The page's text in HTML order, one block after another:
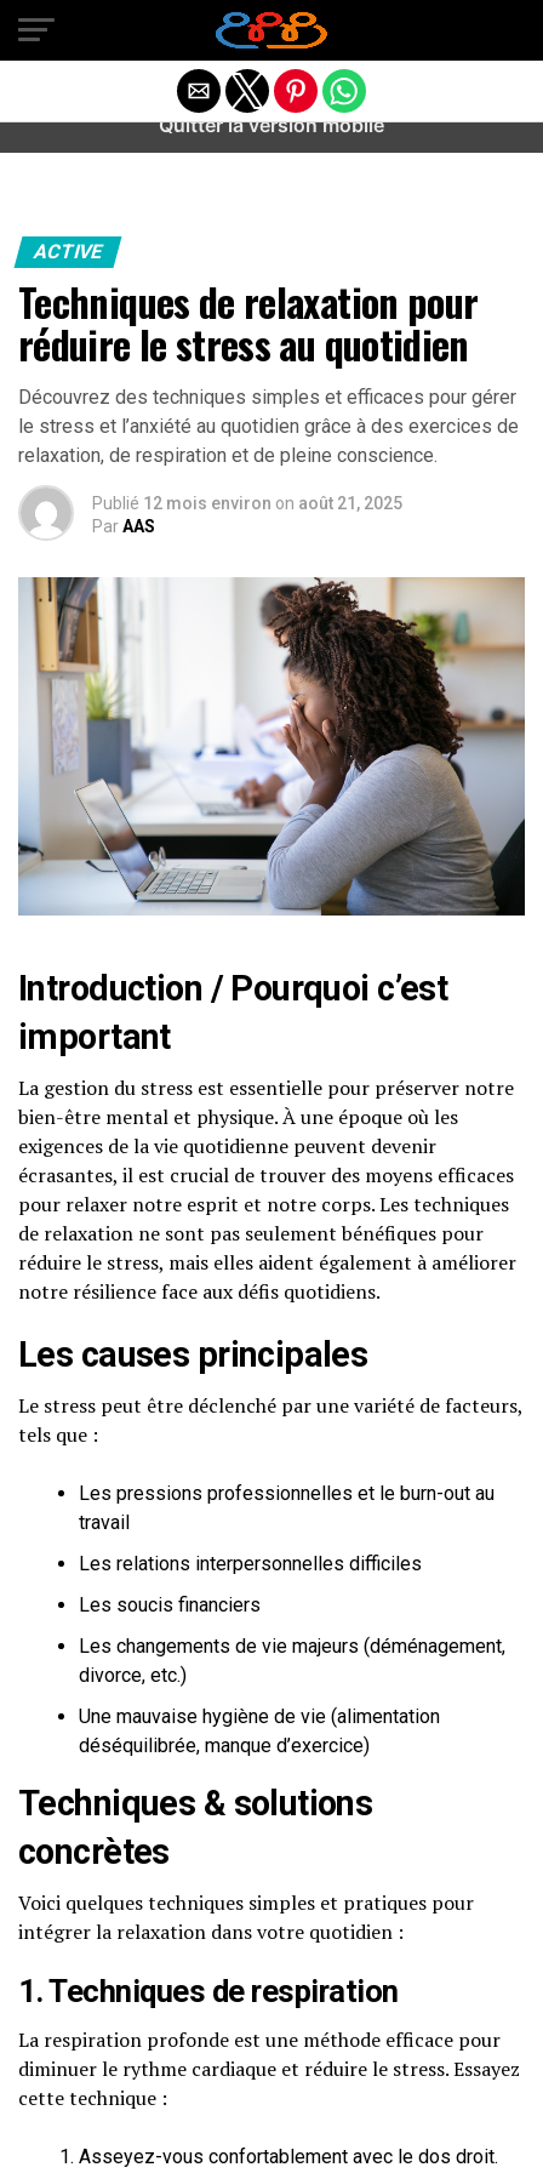
Warning
: preg_match(): Unknown modifier '/' in
/home/u589487443/domains/aideanxietestress.fr/
content/plugins/idev-post-views/includes/class-bots.php
ACTIVE
Techniques de relaxation pour
réduire le stress au quotidien
Découvrez des techniques simples et efficaces pour gérer
le stress et l’anxiété au quotidien grâce à des exercices de
relaxation, de respiration et de pleine conscience.
Publié 12 mois environ on août 21, 2025
ParAAS
Introduction / Pourquoi c’est
important
La gestion du stress est essentielle pour préserver notre
bien-être mental et physique. À une époque où les
exigences de la vie quotidienne peuvent devenir
écrasantes, il est crucial de trouver des moyens efficaces
pour relaxer notre esprit et notre corps. Les techniques
de relaxation ne sont pas seulement bénéfiques pour
réduire le stress, mais elles aident également à améliorer
notre résilience face aux défis quotidiens.
Les causes principales
Le stress peut être déclenché par une variété de facteurs,
tels que :
Les pressions professionnelles et le burn-out au
travail
Les relations interpersonnelles difficiles
Les soucis financiers
Les changements de vie majeurs (déménagement,
divorce, etc.)
Une mauvaise hygiène de vie (alimentation
déséquilibrée, manque d’exercice)
Techniques & solutions
concrètes
Voici quelques techniques simples et pratiques pour
intégrer la relaxation dans votre quotidien :
1. Techniques de respiration
La respiration profonde est une méthode efficace pour
diminuer le rythme cardiaque et réduire le stress. Essayez
cette technique :
Asseyez-vous confortablement avec le dos droit.
Quitter la version mobile